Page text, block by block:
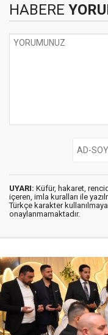
HABERE
UYARI: Küfür, hakaret,
içeren, imla kuralları ile
Türkçe karakter
onaylanmamaktadır.